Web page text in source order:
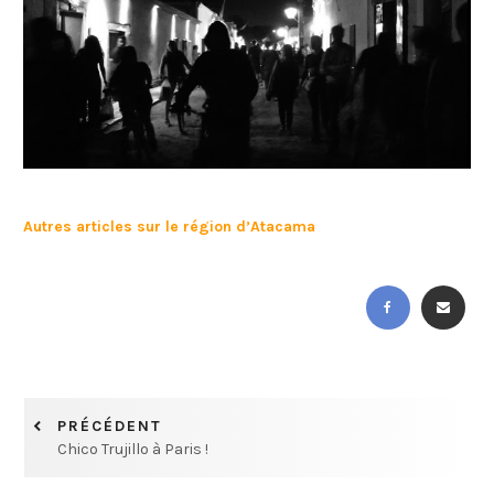
Autres articles sur le région d’Atacama
PRÉCÉDENT
Chico Trujillo à Paris !